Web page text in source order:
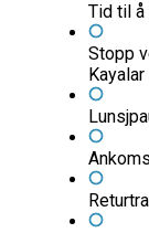
Tid til å
Stopp
Kayalar